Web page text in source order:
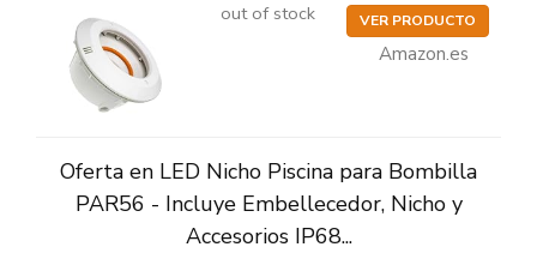
out of stock VER PRODUCTO
Amazon.es
Oferta en LED Nicho Piscina para Bombilla
PAR56 - Incluye Embellecedor, Nicho y
Accesorios IP68...